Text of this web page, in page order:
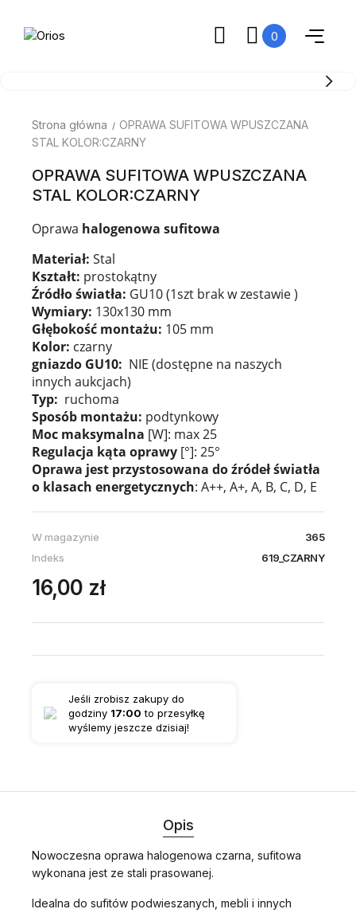
0
Strona główna
OPRAWA SUFITOWA WPUSZCZANA
STAL KOLOR:CZARNY
OPRAWA SUFITOWA WPUSZCZANA
STAL KOLOR:CZARNY
Oprawa halogenowa sufitowa
Materiał: Stal
Kształt: prostokątny
Źródło światła: GU10 (1szt brak w zestawie )
Wymiary: 130x130 mm
Głębokość montażu: 105 mm
Kolor: czarny
gniazdo GU10: NIE (dostępne na naszych
innych aukcjach)
Typ: ruchoma
Sposób montażu: podtynkowy
Moc maksymalna [W]: max 25
Regulacja kąta oprawy [°]: 25°
Oprawa jest przystosowana do źródeł światła
o klasach energetycznych: A++, A+, A, B, C, D, E
W magazynie
365
Indeks
619_CZARNY
16,00 zł
Jeśli zrobisz zakupy do
godziny 17:00 to przesyłkę
wyślemy jeszcze dzisiaj!
Opis
Nowoczesna oprawa halogenowa czarna, sufitowa
wykonana jest ze stali prasowanej.
Idealna do sufitów podwieszanych, mebli i innych